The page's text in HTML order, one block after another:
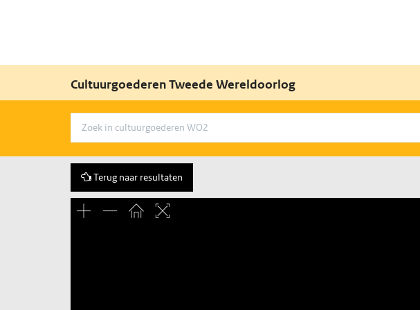
Cultuurgoederen Tweede Wereldoorlog
Terug naar resultaten